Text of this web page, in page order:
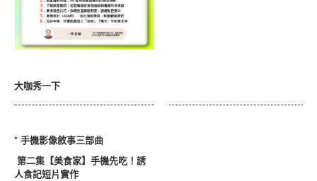
大咖秀一下
* 手機影像敘事三部曲
第二集【美食家】手機先吃！誘
人食記短片實作